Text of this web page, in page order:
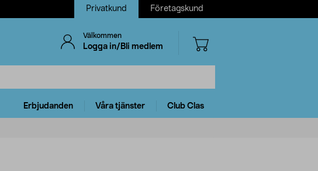
Privatkund Företagskund
Välkommen
Logga in/Bli medlem
Erbjudanden Våra tjänster Club Clas